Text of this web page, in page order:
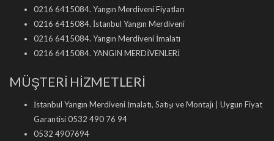
0216 6415084. Yangın Merdiveni Fiyatları
0216 6415084. İstanbul Yangın Merdiveni
0216 6415084. Yangın Merdiveni İmalatı
0216 6415084. YANGIN MERDİVENLERİ
MÜŞTERİ HİZMETLERİ
İstanbul Yangın Merdiveni İmalatı, Satışı ve Montajı | Uygun Fiyat
Garantisi 0532 490 76 94
0532 4907694